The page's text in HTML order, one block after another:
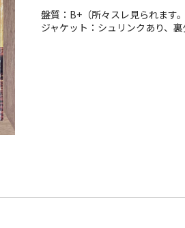
盤質：B+（所々スレ見られます
ジャケット：シュリンクあり、